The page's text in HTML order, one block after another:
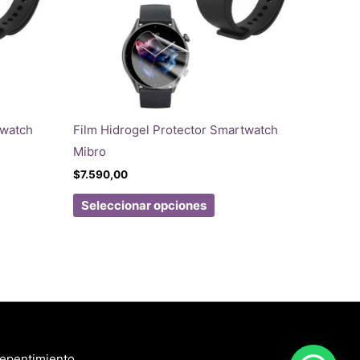
Film Hidrogel Protector Smartwatch
Mibro
$7.590,00
Seleccionar opciones Este
producto
Las